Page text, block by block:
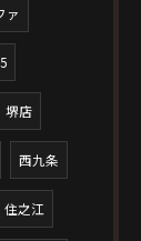
ァ
堺店
西九条
住之江